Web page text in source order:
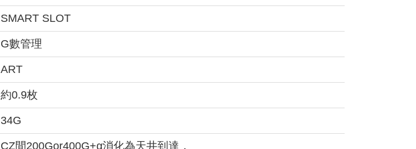
SMART SLOT
G數管理
ART
約0.9枚
34G
CZ間200Gor400G+α消化為天井到達，